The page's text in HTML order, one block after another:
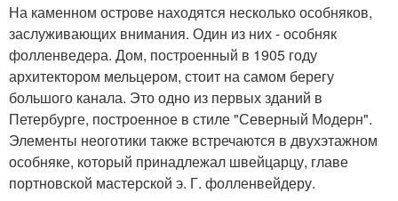
На каменном острове находятся несколько особняков,
заслуживающих внимания. Один из них - особняк
фолленведера. Дом, построенный в 1905 году
архитектором мельцером, стоит на самом берегу
большого канала. Это одно из первых зданий в
Петербурге, построенное в стиле "Северный Модерн".
Элементы неоготики также встречаются в двухэтажном
особняке, который принадлежал швейцарцу, главе
портновской мастерской э. Г. фолленвейдеру.